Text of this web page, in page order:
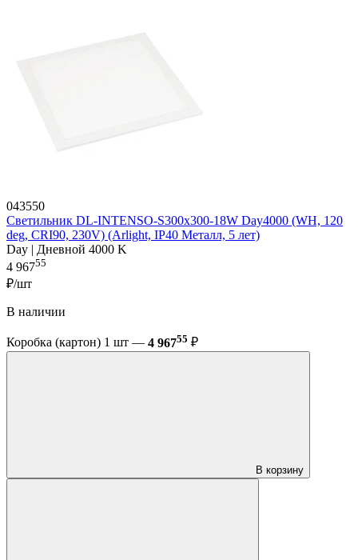
043550
Светильник DL-INTENSO-S300x300-18W Day4000 (WH, 120
deg, CRI90, 230V) (Arlight, IP40 Металл, 5 лет)
Day | Дневной 4000 K
4 96755
₽/шт
В наличии
Коробка (картон) 1 шт — 4 96755 ₽
В корзину